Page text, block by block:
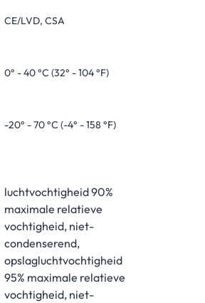
CE/LVD, CSA
0° - 40 °C (32° - 104 °F)
-20° - 70 °C (-4° - 158 °F)
luchtvochtigheid 90%
maximale relatieve
vochtigheid, niet-
condenserend,
opslagluchtvochtigheid
95% maximale relatieve
vochtigheid, niet-